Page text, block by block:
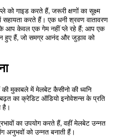
गाइड करते हैं, जरूरी क्षणों का सूक्ष्म
करते हैं। एक धनी श्रवण वातावरण
आप केवल एक गेम नहीं प्ले रहे हैं; आप एक
हुए हैं, जो समग्र आनंद और जुड़ाव को
की मुकाबले में मेलबेट कैसीनो की ध्वनि
का क्रेडिट ऑडियो इनोवेशन्स के प्रति
है।
का उपयोग करते हैं, वहीं मेलबेट उन्नत
अनुभवों को उन्नत बनाती हैं।